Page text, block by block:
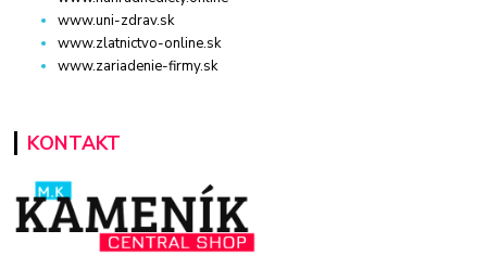
www.uni-zdrav.sk
www.zlatnictvo-online.sk
www.zariadenie-firmy.sk
KONTAKT